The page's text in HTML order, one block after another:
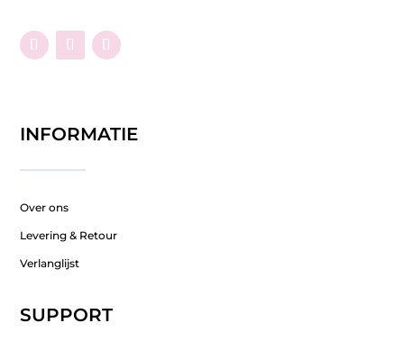
INFORMATIE
Over ons
Levering & Retour
Verlanglijst
SUPPORT